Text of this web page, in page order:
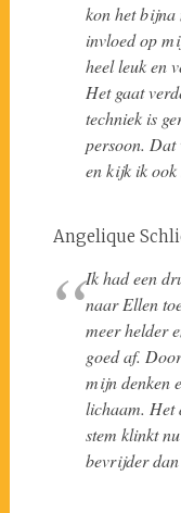
kon het bijna
invloed op
heel leuk en
Het gaat
techniek is
persoon.
en kijk ik ook
Angelique
Ik had een
naar Ellen
meer helder
goed af.
mijn denken
lichaam. Het
stem klinkt
bevrijder